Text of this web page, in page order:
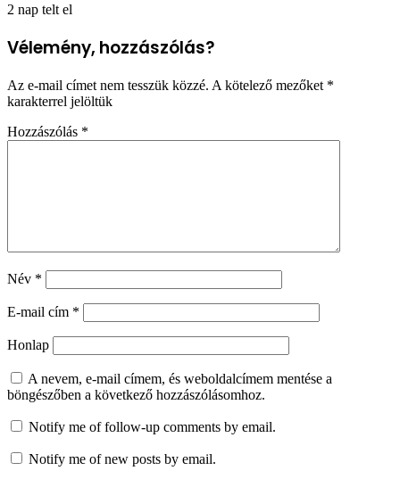
2 nap telt el
Vélemény, hozzászólás?
Az e-mail címet nem tesszük közzé. A kötelező mezőket *
karakterrel jelöltük
Hozzászólás *
Név *
E-mail cím *
Honlap
A nevem, e-mail címem, és weboldalcímem mentése a
böngészőben a következő hozzászólásomhoz.
Notify me of follow-up comments by email.
Notify me of new posts by email.